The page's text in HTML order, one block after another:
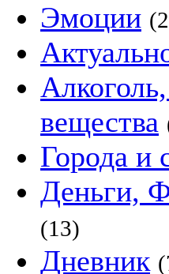
Эмоции
вещества
Города и
Деньги,
(13)
Дневник